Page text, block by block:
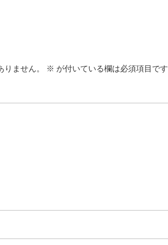
ません。 ※ が付いている欄は必須項目です